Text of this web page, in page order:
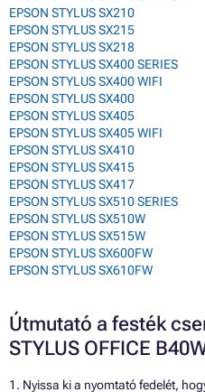
EPSON STYLUS SX210
EPSON STYLUS SX215
EPSON STYLUS SX218
EPSON STYLUS SX400 SERIES
EPSON STYLUS SX400 WIFI
EPSON STYLUS SX400
EPSON STYLUS SX405
EPSON STYLUS SX405 WIFI
EPSON STYLUS SX410
EPSON STYLUS SX415
EPSON STYLUS SX417
EPSON STYLUS SX510 SERIES
EPSON STYLUS SX510W
EPSON STYLUS SX515W
EPSON STYLUS SX600FW
EPSON STYLUS SX610FW
Útmutató a festék
STYLUS OFFICE
1. Nyissa ki a nyomtató fedelét,